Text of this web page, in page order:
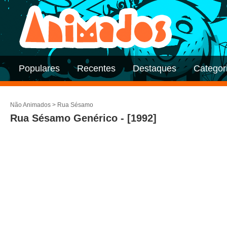
Populares Recentes Destaques
Não Animados > Rua Sésamo
Rua Sésamo Genérico - [1992]